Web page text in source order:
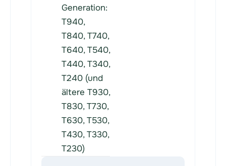
Generation:
T940,
T840, T740,
T640, T540,
T440, T340,
T240 (und
ältere T930,
T830, T730,
T630, T530,
T430, T330,
T230)